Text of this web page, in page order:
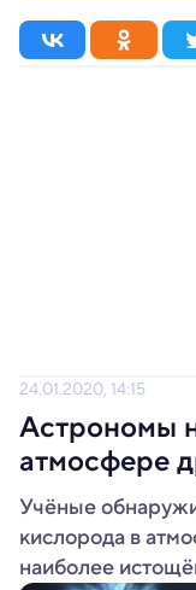
24.01.2020, 14:15
Астрономы
атмосфере
Учёные
кислорода в
наиболее